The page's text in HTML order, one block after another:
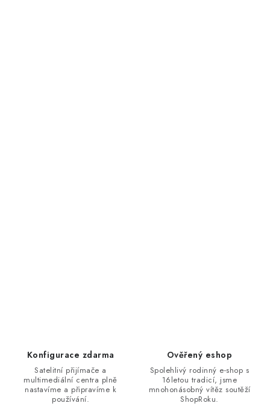
Konfigurace zdarma
Satelitní přijímače a
multimediální centra plně
nastavíme a připravíme k
používání.
Ověřený eshop
Spolehlivý rodinný e-shop s
16letou tradicí, jsme
mnohonásobný vítěz soutěží
ShopRoku.